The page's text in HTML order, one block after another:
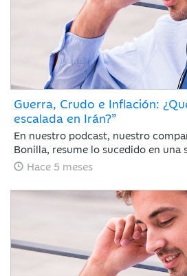
Guerra, Crudo e Inflación:
escalada en Irán?”
En nuestro podcast, nuestro
Bonilla, resume lo sucedido en una
precio del petróleo ha retrocedido
dado un respiro tras encadenar
generalizadas ante la
de EE. UU. e Israel contra Irán
Hace 5 meses